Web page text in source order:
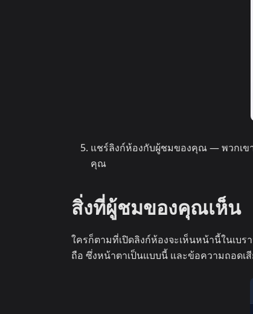
แชร์ลิงก์ห้องกับผู้ชมของคุณ — พวกเขา
คุณ
สิ่งที่ผู้ชมของคุณเห็น
ใครก็ตามที่เปิดลิงก์ห้องจะเห็นหน้านี้ในเบ
ถือ ซึ่งหน้าตาเป็นแบบนี้ และข้อความถอด